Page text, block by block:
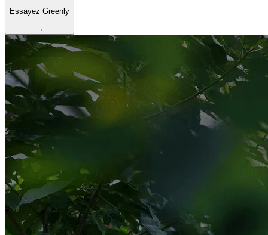
Essayez Greenly
→